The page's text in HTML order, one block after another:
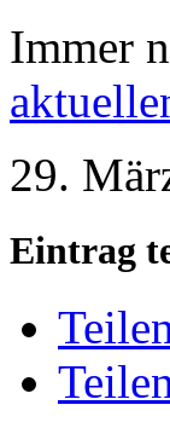
Immer
29.
Eintrag